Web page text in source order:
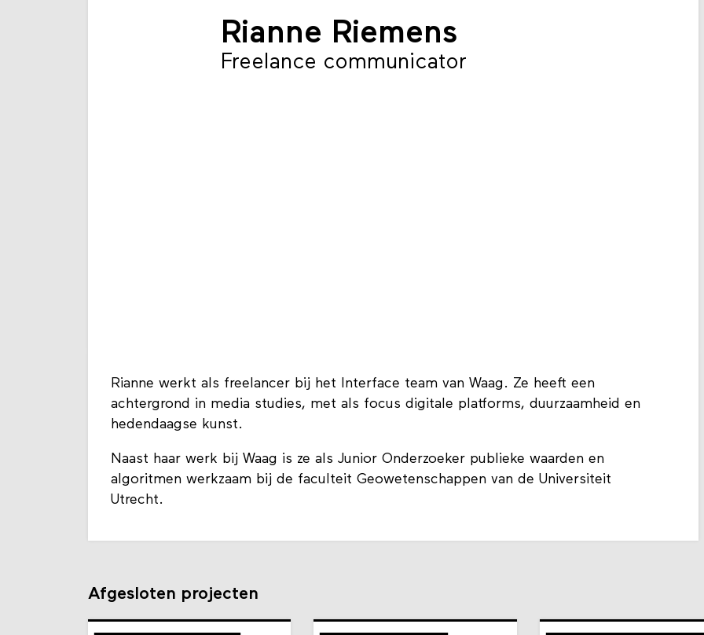
Rianne Riemens
Freelance communicator
Rianne werkt als freelancer bij het Interface team van Waag. Ze heeft een
achtergrond in media studies, met als focus digitale platforms, duurzaamheid en
hedendaagse kunst.
Naast haar werk bij Waag is ze als Junior Onderzoeker publieke waarden en
algoritmen werkzaam bij de faculteit Geowetenschappen van de Universiteit
Utrecht.
Afgesloten projecten